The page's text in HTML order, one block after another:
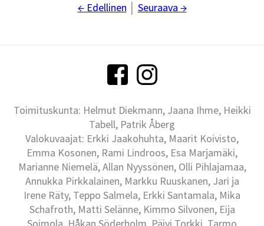
← Edellinen Seuraava →
Toimituskunta: Helmut Diekmann, Jaana Ihme, Heikki
Tabell, Patrik Åberg
Valokuvaajat: Erkki Jaakohuhta, Maarit Koivisto,
Emma Kosonen, Rami Lindroos, Esa Marjamäki,
Marianne Niemelä, Allan Nyyssönen, Olli Pihlajamaa,
Annukka Pirkkalainen, Markku Ruuskanen, Jari ja
Irene Räty, Teppo Salmela, Erkki Santamala, Mika
Schafroth, Matti Selänne, Kimmo Silvonen, Eija